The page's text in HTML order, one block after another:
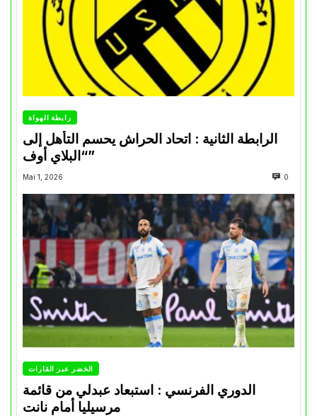
رابطة الهواة
الرابطة الثانية : اتحاد الحراش يحسم التأهل إلى
“البلاي أوف”
Mai 1, 2026 0
الخضر عبر القارات
الدوري الفرنسي : استبعاد عبدلي من قائمة
مرسيليا أمام نانت